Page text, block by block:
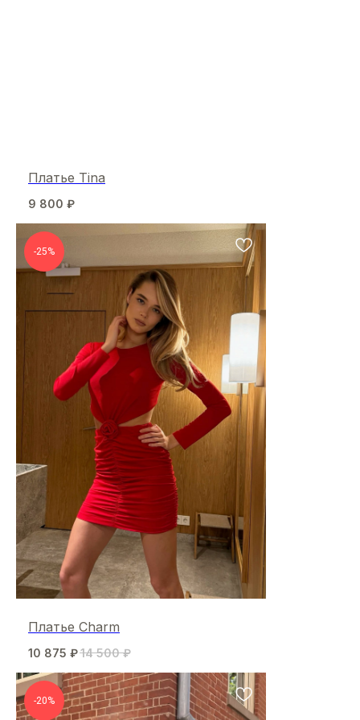
Платье Tina
9 800 ₽
-25%
Платье Charm
10 875 ₽14 500 ₽
-20%